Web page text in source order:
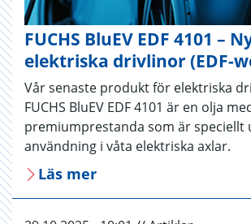
FUCHS BluEV EDF 4101 –
elektriska drivlinor (EDF-
Vår senaste produkt för elektriska
FUCHS BluEV EDF 4101 är en olja
premiumprestanda som är speciellt
användning i våta elektriska axlar.
Läs mer